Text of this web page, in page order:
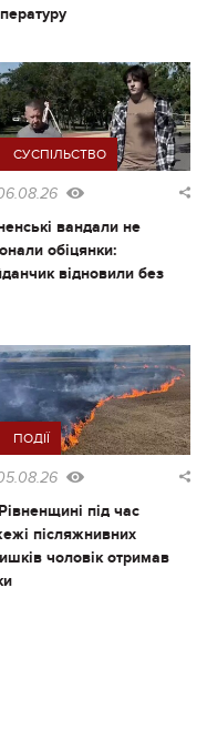
СУСПІЛЬСТВО
вандали не
обіцянки:
відновили без
ПОДІЇ
під час
післяжнивних
чоловік отримав